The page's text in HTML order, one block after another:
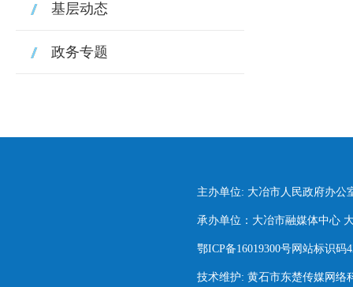
基层动态
政务专题
主办单位: 大冶市人民政府办公
承办单位：大冶市融媒体中心
鄂ICP备16019300号网站标识码
技术维护: 黄石市东楚传媒网络